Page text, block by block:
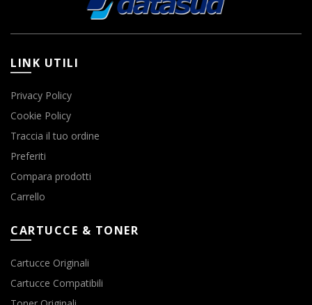
LINK UTILI
Privacy Policy
Cookie Policy
Traccia il tuo ordine
Preferiti
Compara prodotti
Carrello
CARTUCCE & TONER
Cartucce Originali
Cartucce Compatibili